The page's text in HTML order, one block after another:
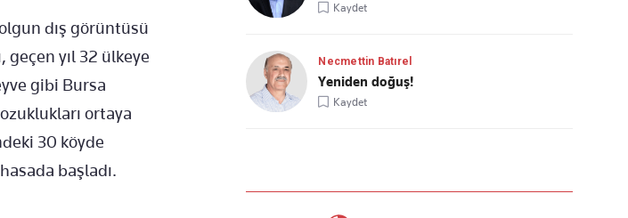
dış görüntüsü
yıl 32 ülkeye
gibi Bursa
ortaya
30 köyde
başladı.
Kaydet
Necmettin Batırel
Yeniden doğuş!
Kaydet